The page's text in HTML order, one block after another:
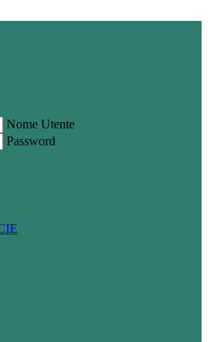
Nome Utente
Password